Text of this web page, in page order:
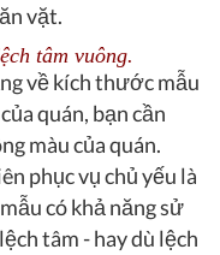
vặt.
tâm vuông.
về kích thước mẫu
quán, bạn cần
màu của quán.
phục vụ chủ yếu là
có khả năng sử
tâm - hay dù lệch